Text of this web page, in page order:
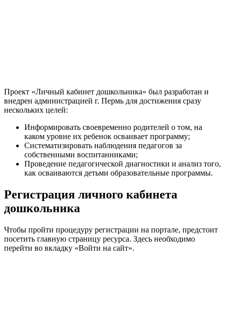
Проект «Личный кабинет дошкольника» был разработан и
внедрен администрацией г. Пермь для достижения сразу
нескольких целей:
Информировать своевременно родителей о том, на
каком уровне их ребенок осваивает программу;
Систематизировать наблюдения педагогов за
собственными воспитанниками;
Проведение педагогической диагностики и анализ того,
как осваиваются детьми образовательные программы.
Регистрация личного кабинета
дошкольника
Чтобы пройти процедуру регистрации на портале, предстоит
посетить главную страницу ресурса. Здесь необходимо
перейти во вкладку «Войти на сайт».